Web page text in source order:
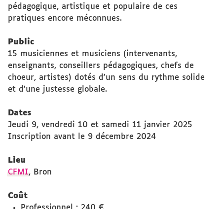
pédagogique, artistique et populaire de ces
pratiques encore méconnues.
Public
15 musiciennes et musiciens (intervenants,
enseignants, conseillers pédagogiques, chefs de
choeur, artistes) dotés d'un sens du rythme solide
et d'une justesse globale.
Dates
Jeudi 9, vendredi 10 et samedi 11 janvier 2025
Inscription avant le 9 décembre 2024
Lieu
CFMI, Bron
Coût